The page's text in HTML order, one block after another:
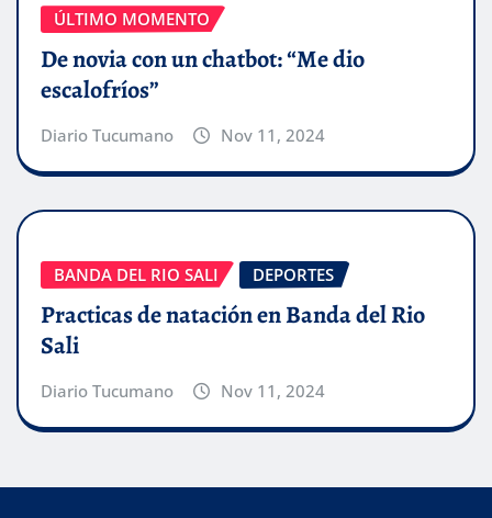
ÚLTIMO MOMENTO
De novia con un chatbot: “Me dio
escalofríos”
Diario Tucumano Nov 11, 2024
BANDA DEL RIO SALI DEPORTES
Practicas de natación en Banda del Rio
Sali
Diario Tucumano Nov 11, 2024